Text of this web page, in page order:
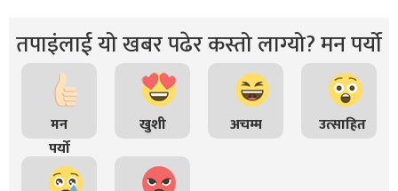
तपाइंलाई यो खबर पढेर कस्तो लाग्यो? मन पर्यो
मन
पर्यो
खुशी अचम्म उत्साहित